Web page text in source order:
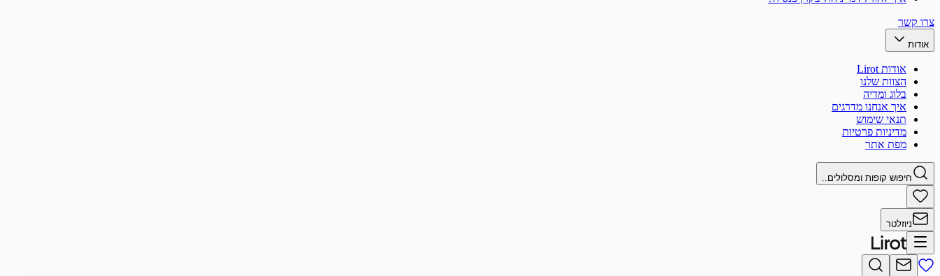
צרו קשר
אודות
אודות Lirot
הצוות שלנו
בלוג ומדיה
איך אנחנו מדרגים
תנאי שימוש
מדיניות פרטיות
מפת אתר
חיפוש קופות ומסלולים..
ניוזלטר